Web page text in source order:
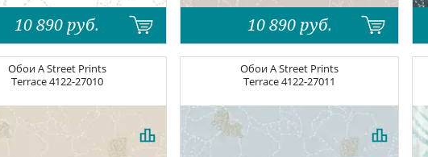
10 890 руб. 10 890 руб.
ОбоиA Street Prints
Terrace4122-27010
ОбоиA Street Prints
Terrace4122-27011